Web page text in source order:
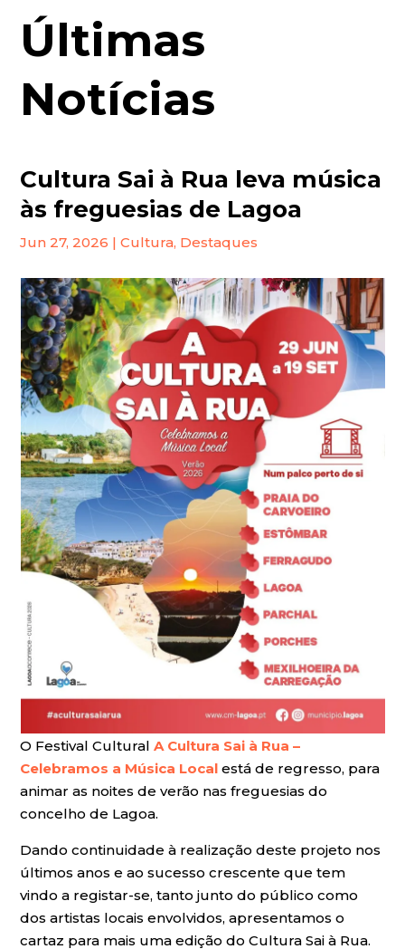
Últimas
Notícias
Cultura Sai à Rua leva música
às freguesias de Lagoa
Jun 27, 2026 |Cultura, Destaques
O Festival CulturalA Cultura Sai à Rua –
Celebramos a Música Local está de regresso, para
animar as noites de verão nas freguesias do
concelho de Lagoa.
Dando continuidade à realização deste projeto nos
últimos anos e ao sucesso crescente que tem
vindo a registar-se, tanto junto do público como
dos artistas locais envolvidos, apresentamos o
cartaz para mais uma edição do Cultura Sai à Rua.